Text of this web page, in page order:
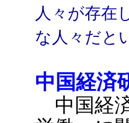
人々が存在
な人々だと
中国経済
中国経